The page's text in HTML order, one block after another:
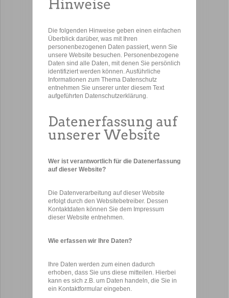
Die folgenden Hinweise geben einen einfachen
Überblick darüber, was mit Ihren
personenbezogenen Daten passiert, wenn Sie
unsere Website besuchen. Personenbezogene
Daten sind alle Daten, mit denen Sie persönlich
identifiziert werden können. Ausführliche
Informationen zum Thema Datenschutz
entnehmen Sie unserer unter diesem Text
aufgeführten Datenschutzerklärung.
Wer ist verantwortlich für die Datenerfassung
auf dieser Website?
Die Datenverarbeitung auf dieser Website
erfolgt durch den Websitebetreiber. Dessen
Kontaktdaten können Sie dem Impressum
dieser Website entnehmen.
Wie erfassen wir Ihre Daten?
Ihre Daten werden zum einen dadurch
erhoben, dass Sie uns diese mitteilen. Hierbei
kann es sich z.B. um Daten handeln, die Sie in
ein Kontaktformular eingeben.